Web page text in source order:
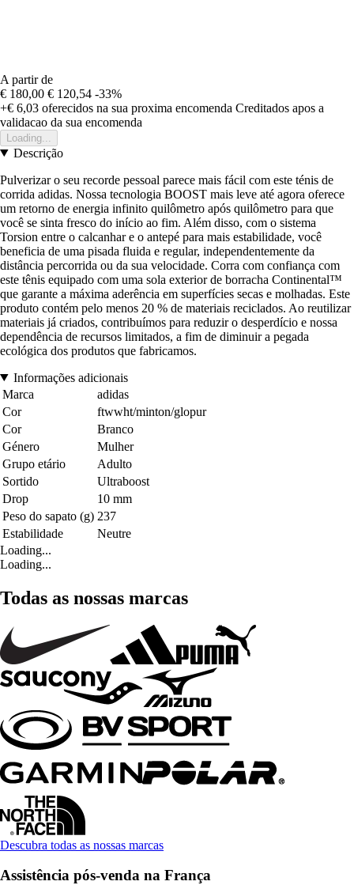
A partir de
€ 180,00 € 120,54 -33%
+€ 6,03 oferecidos na sua proxima encomenda Creditados apos a
validacao da sua encomenda
Loading...
Descrição
Pulverizar o seu recorde pessoal parece mais fácil com este ténis de
corrida adidas. Nossa tecnologia BOOST mais leve até agora oferece
um retorno de energia infinito quilômetro após quilômetro para que
você se sinta fresco do início ao fim. Além disso, com o sistema
Torsion entre o calcanhar e o antepé para mais estabilidade, você
beneficia de uma pisada fluida e regular, independentemente da
distância percorrida ou da sua velocidade. Corra com confiança com
este tênis equipado com uma sola exterior de borracha Continental™
que garante a máxima aderência em superfícies secas e molhadas. Este
produto contém pelo menos 20 % de materiais reciclados. Ao reutilizar
materiais já criados, contribuímos para reduzir o desperdício e nossa
dependência de recursos limitados, a fim de diminuir a pegada
ecológica dos produtos que fabricamos.
Informações adicionais
Marca
adidas
Cor
ftwwht/minton/glopur
Cor
Branco
Género
Mulher
Grupo etário
Adulto
Sortido
Ultraboost
Drop
10 mm
Peso do sapato (g) 237
Estabilidade
Neutre
Loading...
Loading...
Todas as nossas marcas
Descubra todas as nossas marcas
Assistência pós-venda na França